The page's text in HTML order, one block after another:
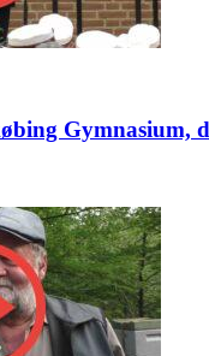
Gymnasium,